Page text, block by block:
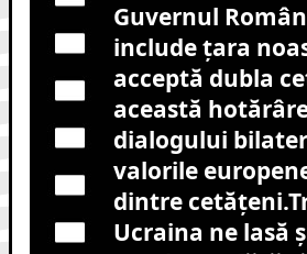
Guvernul
include țara
acceptă dubla
această
dialogului
valorile
dintre
Ucraina ne lasă